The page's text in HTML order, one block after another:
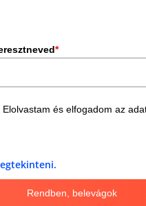
*
Elolvastam és elfogadom az
Rendben, belevágok